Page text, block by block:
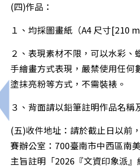
上一筆：衛生福利部預防熱傷害衛
(四)作品：
１、均採圖畫紙（A4 尺寸[210
２、表現素材不限，可以水彩
手繪畫方式表現，嚴禁使用任何
塗抹亮粉等方式，不需裝裱。
３、背面請以鉛筆註明作品名稱
(五)收件地址：請於截止日以前
賽辦公室：700臺南市中西區南
主旨註明「2026『文資印象派